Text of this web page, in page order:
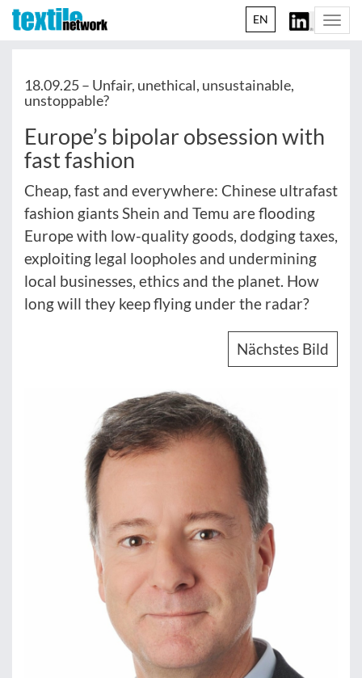
EN
18.09.25 – Unfair, unethical, unsustainable,
unstoppable?
Europe’s bipolar obsession with
fast fashion
Cheap, fast and everywhere: Chinese ultrafast
fashion giants Shein and Temu are flooding
Europe with low-quality goods, dodging taxes,
exploiting legal loopholes and undermining
local businesses, ethics and the planet. How
long will they keep flying under the radar?
Nächstes Bild